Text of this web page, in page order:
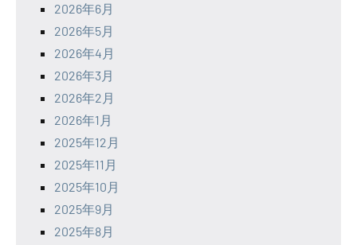
2026年6月
2026年5月
2026年4月
2026年3月
2026年2月
2026年1月
2025年12月
2025年11月
2025年10月
2025年9月
2025年8月